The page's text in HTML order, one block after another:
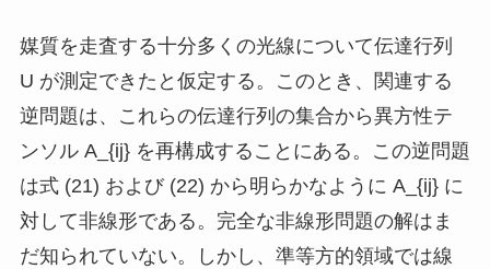
媒質を走査する十分多くの光線について伝達行列
U が測定できたと仮定する。このとき、関連する
逆問題は、これらの伝達行列の集合から異方性テ
ンソル A_{ij}を再構成することにある。この逆問題
は式 (21) および (22) から明らかなように A_{ij}に
対して非線形である。完全な非線形問題の解はま
だ知られていない。しかし、準等方的領域では線